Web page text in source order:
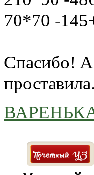
70*70 -
Спасибо! А
проставила.